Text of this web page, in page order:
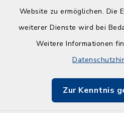
Website zu ermöglichen. Die
weiterer Dienste wird bei
Weitere Informationen
Zur Kenntnis